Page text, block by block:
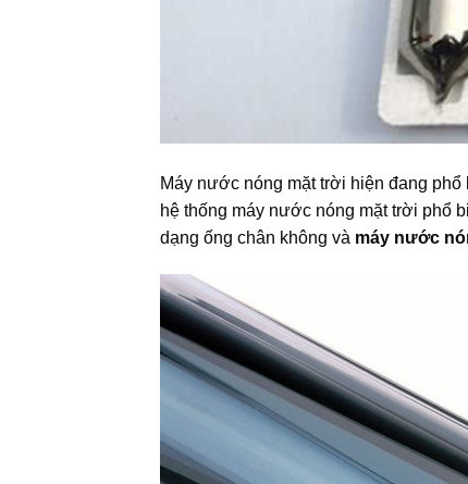
Máy nước nóng mặt trời hiện đang
hệ thống máy nước nóng mặt trời phổ
dạng ống chân không và máy nước